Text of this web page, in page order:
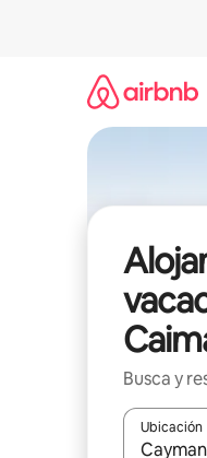
Busca y
Ubicación
Cuando